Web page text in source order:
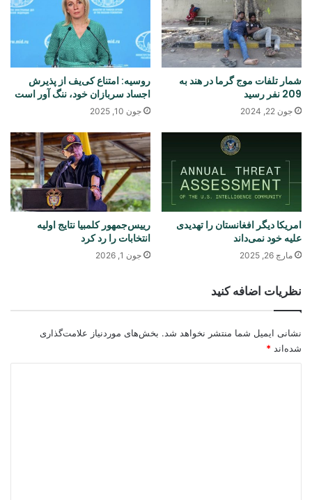
شمار تلفات موج گرما در هند به
209 نفر رسید
جون 22, 2024
روسیه: امتناع کی‌یف از پذیرش
اجساد سربازان خود، ننگ آور است
جون 10, 2025
امریکا دیگر افغانستان را تهدیدی
علیه خود نمی‌داند
مارچ 26, 2025
رییس‌جمهور کلمبیا نتایج اولیه
انتخابات را رد کرد
جون 1, 2026
نظریات اضافه کنید
نشانی ایمیل شما منتشر نخواهد شد. بخش‌های موردنیاز علامت‌گذاری
شده‌اند *